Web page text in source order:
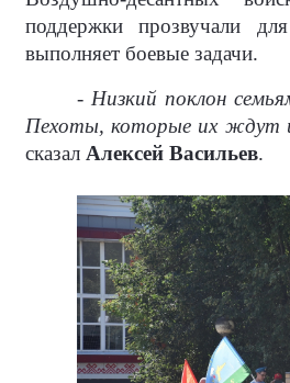
поддержки прозвучали
выполняет боевые задачи.
- Низкий поклон
Пехоты, которые их ждут
сказал Алексей Васильев.